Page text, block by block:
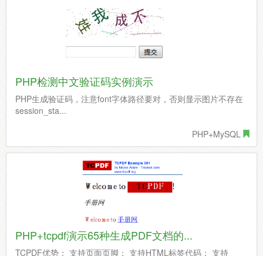
PHP检测中文验证码实例演示
PHP生成验证码，注意font字体路径要对，否则显示图片不存在
session_sta...
PHP+MySQL
PHP+tcpdf演示65种生成PDF文档的...
TCPDF优势： 支持页面页脚； 支持HTML标签代码； 支持